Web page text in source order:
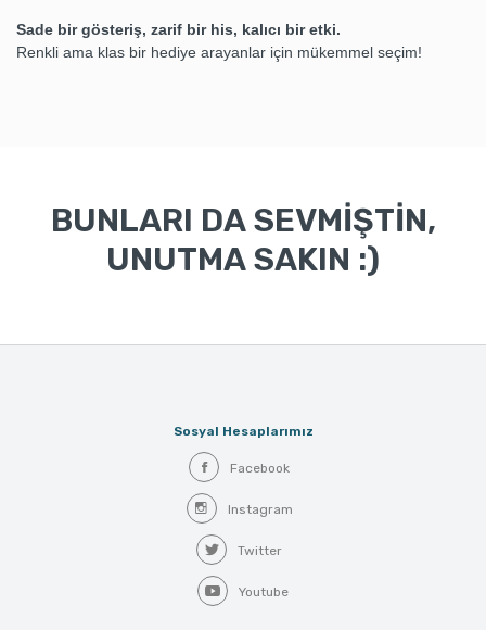
Sade bir gösteriş, zarif bir his, kalıcı bir etki.
Renkli ama klas bir hediye arayanlar için mükemmel seçim!
BUNLARI DA SEVMİŞTİN,
UNUTMA SAKIN :)
Sosyal Hesaplarımız
Facebook
Instagram
Twitter
Youtube